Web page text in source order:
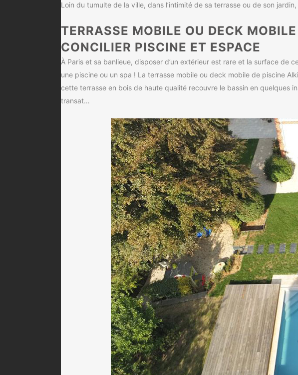
Loin du tumulte de la ville, dans l’intimité de sa terrasse ou de son
TERRASSE MOBILE OU DECK
CONCILIER PISCINE ET ESPACE
À Paris et sa banlieue, disposer d’un extérieur est rare et la surface de
une piscine ou un spa ! La terrasse mobile ou deck mobile de piscine
cette terrasse en bois de haute qualité recouvre le bassin en quelques
transat…